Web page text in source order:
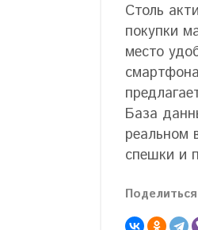
Столь
покупки
место
База
реальном
спешки и